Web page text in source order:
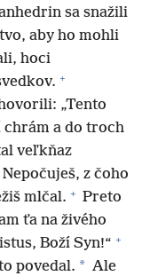
sa snažili
aby ho mohli
hoci
+
„Tento
chrám a do troch
veľkňaz
z čoho
mlčal. + Preto
ťa na živého
Boží Syn!“ +
povedal. * Ale